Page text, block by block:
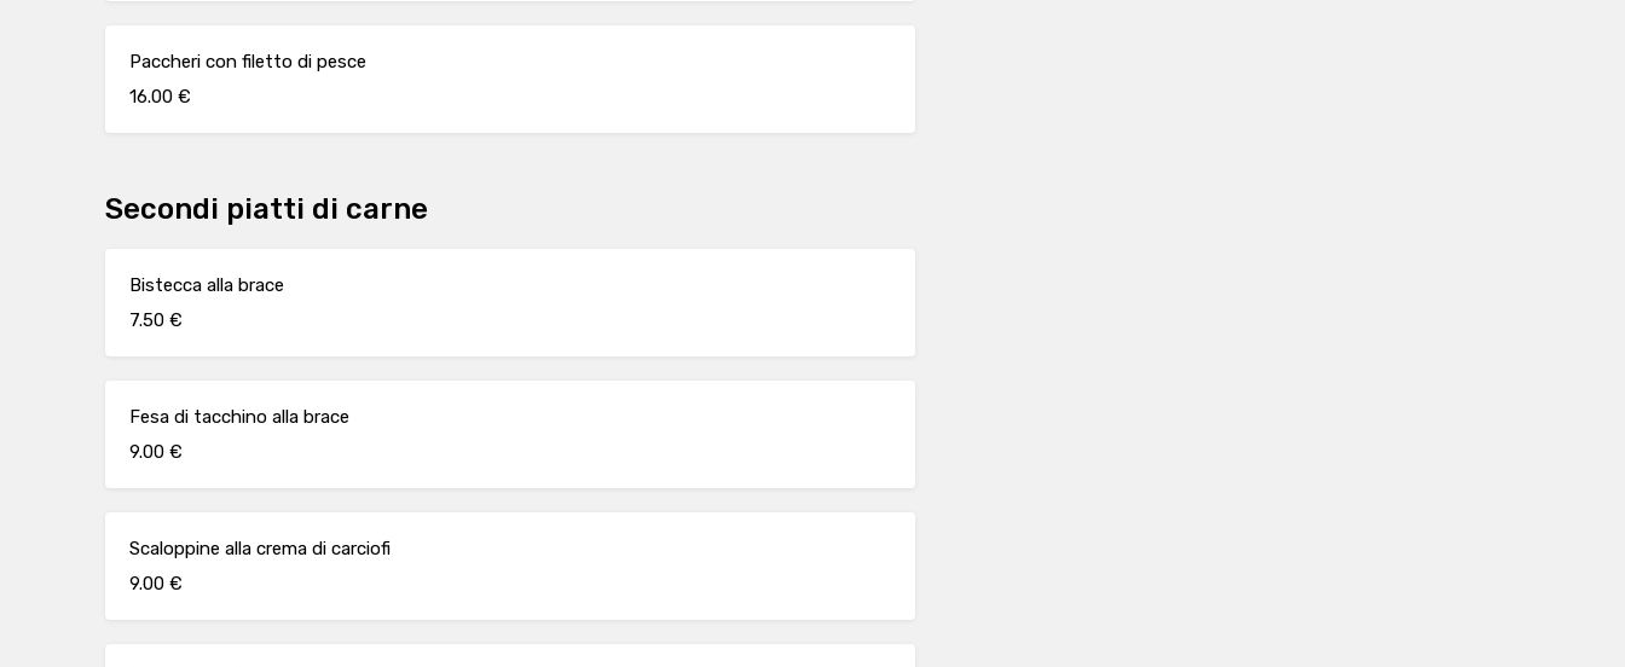
Paccheri con filetto di pesce
16.00 €
Secondi piatti di carne
Bistecca alla brace
7.50 €
Fesa di tacchino alla brace
9.00 €
Scaloppine alla crema di carciofi
9.00 €